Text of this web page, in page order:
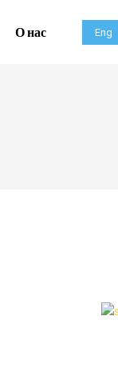
О нас Eng